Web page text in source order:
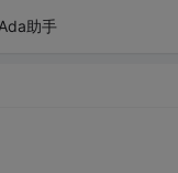
Ada助手